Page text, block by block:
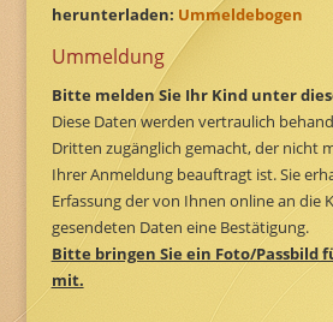
herunterladen: Ummeldebogen
Ummeldung
Bitte melden Sie Ihr Kind unter
Diese Daten werden vertraulich
Dritten zugänglich gemacht, der nicht
Ihrer Anmeldung beauftragt ist. Sie
Erfassung der von Ihnen online an die
gesendeten Daten eine Bestätigung.
Bitte bringen Sie ein Foto/Passbild
mit.